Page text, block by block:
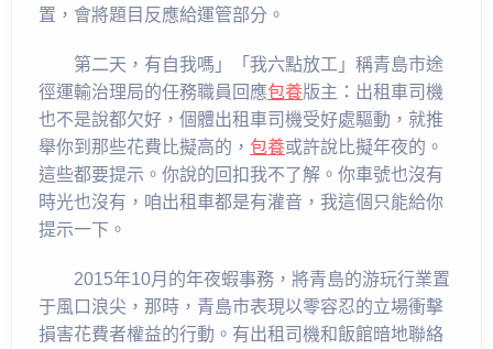
置，會將題目反應給運管部分。
第二天，有自我嗎」「我六點放工」稱青島市途
徑運輸治理局的任務職員回應包養版主：出租車司機
也不是說都欠好，個體出租車司機受好處驅動，就推
舉你到那些花費比擬高的，包養或許說比擬年夜的。
這些都要提示。你說的回扣我不了解。你車號也沒有
時光也沒有，咱出租車都是有灌音，我這個只能給你
提示一下。
2015年10月的年夜蝦事務，將青島的游玩行業置
于風口浪尖，那時，青島市表現以零容忍的立場衝擊
損害花費者權益的行動。有出租司機和飯館暗地聯絡